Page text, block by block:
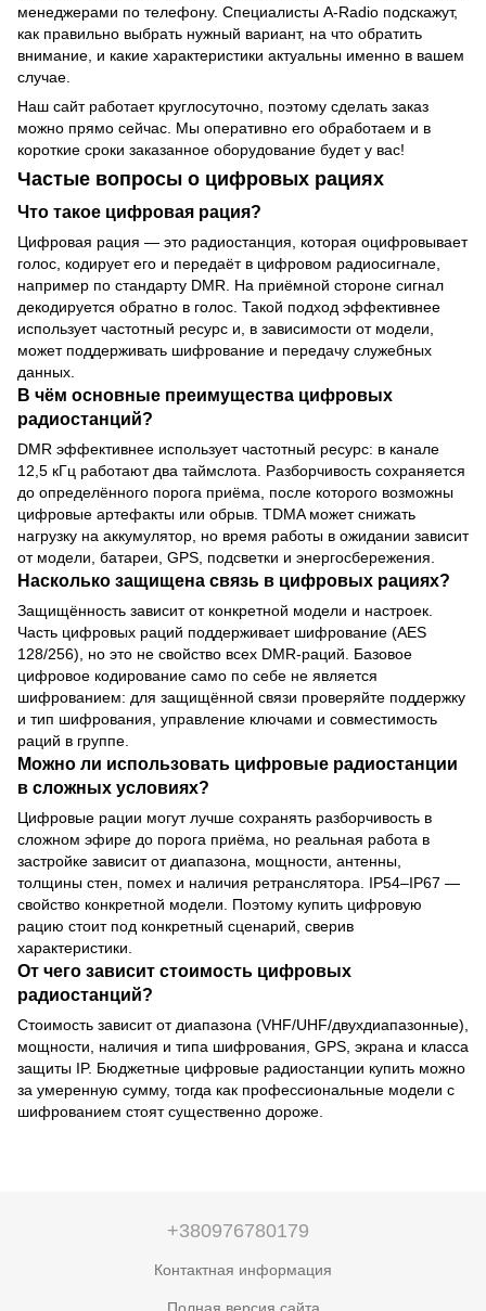
менеджерами по телефону. Специалисты A-Radio подскажут,
как правильно выбрать нужный вариант, на что обратить
внимание, и какие характеристики актуальны именно в вашем
случае.
Наш сайт работает круглосуточно, поэтому сделать заказ
можно прямо сейчас. Мы оперативно его обработаем и в
короткие сроки заказанное оборудование будет у вас!
Частые вопросы о цифровых рациях
Что такое цифровая рация?
Цифровая рация — это радиостанция, которая оцифровывает
голос, кодирует его и передаёт в цифровом радиосигнале,
например по стандарту DMR. На приёмной стороне сигнал
декодируется обратно в голос. Такой подход эффективнее
использует частотный ресурс и, в зависимости от модели,
может поддерживать шифрование и передачу служебных
данных.
В чём основные преимущества цифровых
радиостанций?
DMR эффективнее использует частотный ресурс: в канале
12,5 кГц работают два таймслота. Разборчивость сохраняется
до определённого порога приёма, после которого возможны
цифровые артефакты или обрыв. TDMA может снижать
нагрузку на аккумулятор, но время работы в ожидании зависит
от модели, батареи, GPS, подсветки и энергосбережения.
Насколько защищена связь в цифровых рациях?
Защищённость зависит от конкретной модели и настроек.
Часть цифровых раций поддерживает шифрование (AES
128/256), но это не свойство всех DMR-раций. Базовое
цифровое кодирование само по себе не является
шифрованием: для защищённой связи проверяйте поддержку
и тип шифрования, управление ключами и совместимость
раций в группе.
Можно ли использовать цифровые радиостанции
в сложных условиях?
Цифровые рации могут лучше сохранять разборчивость в
сложном эфире до порога приёма, но реальная работа в
застройке зависит от диапазона, мощности, антенны,
толщины стен, помех и наличия ретранслятора. IP54–IP67 —
свойство конкретной модели. Поэтому купить цифровую
рацию стоит под конкретный сценарий, сверив
характеристики.
От чего зависит стоимость цифровых
радиостанций?
Стоимость зависит от диапазона (VHF/UHF/двухдиапазонные),
мощности, наличия и типа шифрования, GPS, экрана и класса
защиты IP. Бюджетные цифровые радиостанции купить можно
за умеренную сумму, тогда как профессиональные модели с
шифрованием стоят существенно дороже.
+380976780179
Контактная информация